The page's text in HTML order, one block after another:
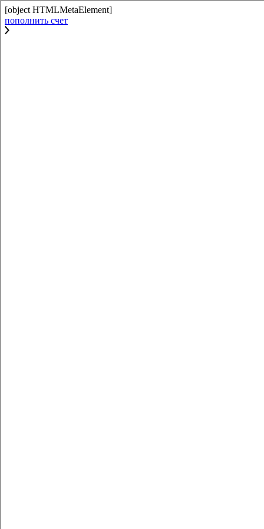
[object HTMLMetaElement]
пополнить счет